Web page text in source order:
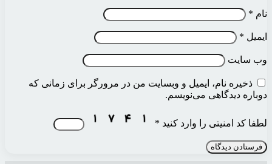
نام *
ایمیل *
وب‌ سایت
ذخیره نام، ایمیل و وبسایت من در مرورگر برای زمانی که
دوباره دیدگاهی می‌نویسم.
لطفا کد امنیتی را وارد کنید *